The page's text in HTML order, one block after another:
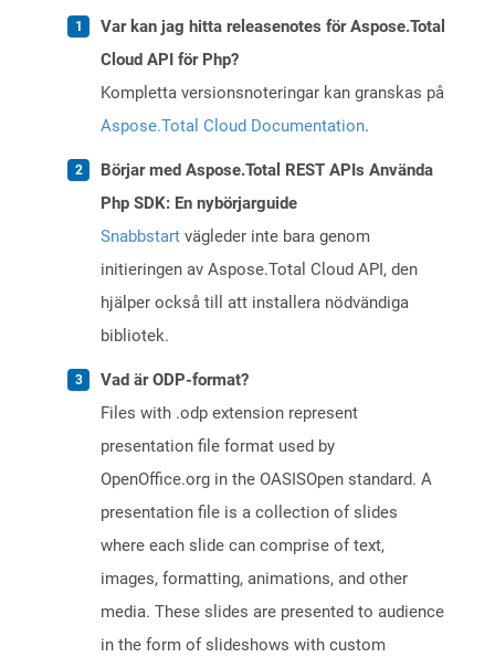
Var kan jag hitta releasenotes för Aspose.Total
Cloud API för Php?
Kompletta versionsnoteringar kan granskas på
Aspose.Total Cloud Documentation.
Börjar med Aspose.Total REST APIs Använda
Php SDK: En nybörjarguide
Snabbstart vägleder inte bara genom
initieringen av Aspose.Total Cloud API, den
hjälper också till att installera nödvändiga
bibliotek.
Vad är ODP-format?
Files with .odp extension represent
presentation file format used by
OpenOffice.org in the OASISOpen standard. A
presentation file is a collection of slides
where each slide can comprise of text,
images, formatting, animations, and other
media. These slides are presented to audience
in the form of slideshows with custom